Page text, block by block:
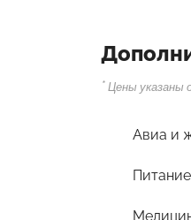
* Цены указаны
Авиа и